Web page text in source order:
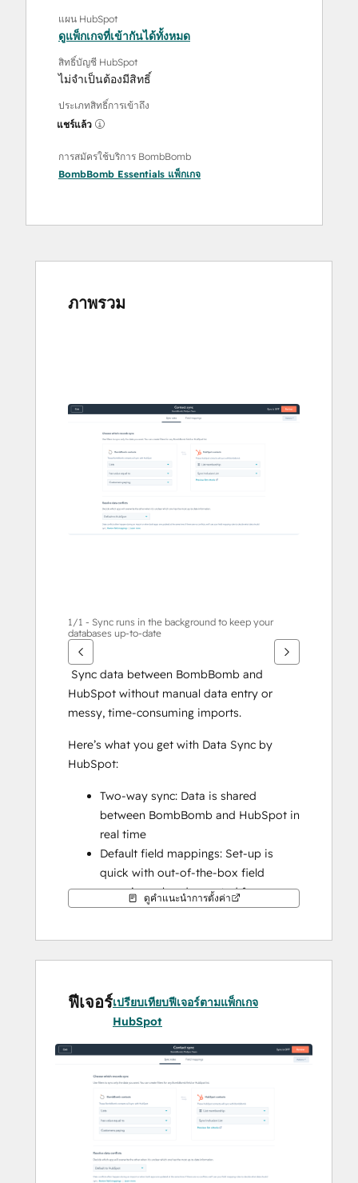
แผน HubSpot
ดูแพ็กเกจที่เข้ากันได้ทั้งหมด
สิทธิ์บัญชี HubSpot
ไม่จำเป็นต้องมีสิทธิ์
ประเภทสิทธิ์การเข้าถึง
แชร์แล้ว
การสมัครใช้บริการ BombBomb
BombBomb Essentials แพ็กเกจ
ภาพรวม
เพื่อ
1/1 - Sync runs in the background to keep your
databases up-to-date
HubSpot without manual data entry or
messy, time-consuming imports.
Here’s what you get with Data Sync by
HubSpot:
Two-way sync: Data is shared
between BombBomb and HubSpot in
real time
Default field mappings: Set-up is
quick with out-of-the-box field
mappings already created for you
Historical syncing: Your existing data
ดูคำแนะนำการตั้งค่า
ฟีเจอร์เปรียบเทียบฟีเจอร์ตามแพ็กเกจ
HubSpot